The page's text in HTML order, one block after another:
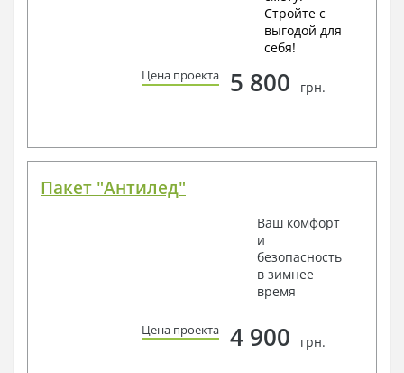
Стройте с
выгодой для
себя!
Цена проекта 5 800 грн.
Пакет "Антилед"
Ваш комфорт
и
безопасность
в зимнее
время
Цена проекта 4 900 грн.